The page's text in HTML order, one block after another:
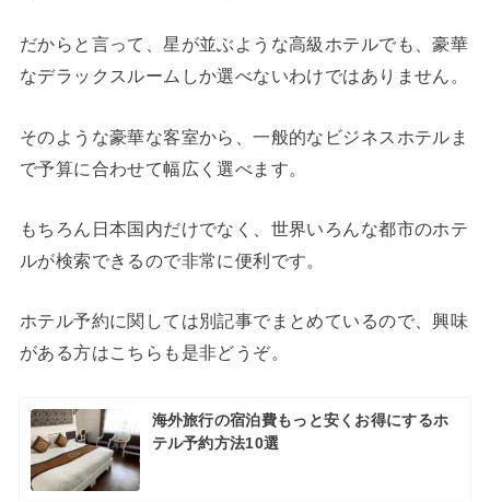
だからと言って、星が並ぶような高級ホテルでも、豪華
なデラックスルームしか選べないわけではありません。
そのような豪華な客室から、一般的なビジネスホテルま
で予算に合わせて幅広く選べます。
もちろん日本国内だけでなく、世界いろんな都市のホテ
ルが検索できるので非常に便利です。
ホテル予約に関しては別記事でまとめているので、興味
がある方はこちらも是非どうぞ。
海外旅行の宿泊費もっと安くお得にするホ
テル予約方法10選